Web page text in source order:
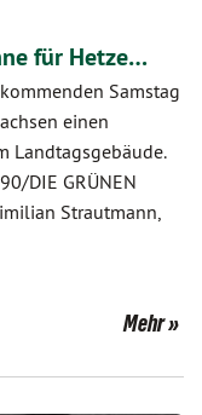
für Hetze…
Samstag
einen
Landtagsgebäude.
DIE GRÜNEN
Strautmann,
Mehr